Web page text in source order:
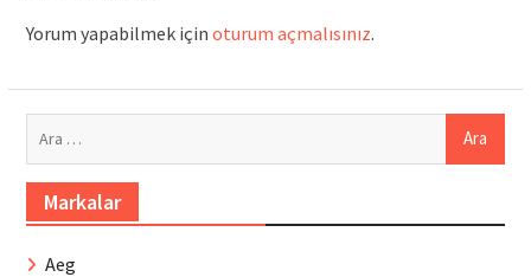
Yorum yapabilmek için oturum açmalısınız.
Markalar
Aeg